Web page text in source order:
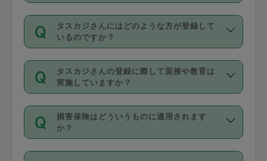
なお、タスカジさんの交通費も、依頼料
金のご請求と合わせてお支払いとなりま
動計算で表示されます。
（例：毎週定期の場合は３回以上のキャ
ンセルが有償（1200円、隔週定期の場合
は２回以上のキャンセルが有償（1200
・ＡＭ ９時～１２時
・ＰＭ １３時～１６時
・夜 １８時～２１時
開始時間を２時間前後変更することが可
能です。依頼送信後、個別にタスカジさ
んにメッセージを送り調整してくださ
い。ただし、２時間を越えての調整はで
掃除、整理収納、洗濯、買い物、料理、
作り置きです。タスカジさんによってで
きる仕事の範囲が異なりますので、依頼
する前にタスカジさんのプロフィールで
確認してください。
基本的に、高所での作業や危険作業、屋
外での作業は対象外です。
タスカジさんにはどのような方が登録して
いるのですか？
主婦として長年の家事経験をお持ちの
方、栄養士・調理師といった資格者で保
育園や学校の給食やレストランで料理関
係の専門職に従事されていた方、日本で
すでにハウスキーパーや英語の先生とし
てお仕事をしているフィリピン出身の
タスカジさんの登録に際して面接や教育は
実施していますか？
応募の際に、各自事務局との面接と説明
を行っています。その後、身分証明書の
写真提出をしていただいています。外国
損害保険はどういうものに適用されます
か？
依頼者とタスカジさんとの間でタスカジ